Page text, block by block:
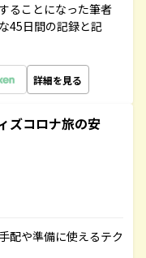
ることになった筆者
45日間の記録と記
詳細を見る
ズコロナ旅の安
配や準備に使えるテク